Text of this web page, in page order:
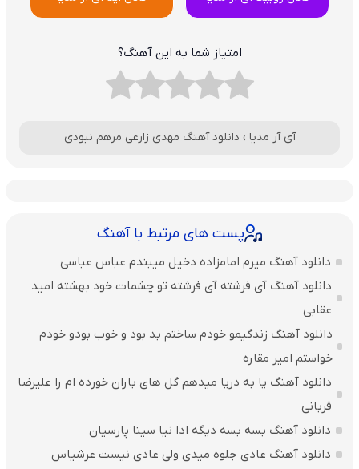
امتیاز شما به این آهنگ؟
آی آر مدیا › دانلود آهنگ مهدی زارعی مرهم نبودی
پست های مرتبط با آهنگ
دانلود آهنگ میرم امامزاده دخیل میبندم عباس عباسی
دانلود آهنگ آی فرشته آی فرشته تو چشمات خود بهشته امید
عقابی
دانلود آهنگ زندگیمو خودم ساختم بد بود و خوب بودو خودم
خواستم امیر مقاره
دانلود آهنگ یا به دریا میدهم گل های باران‌ خورده ام را علیرضا
قربانی
دانلود آهنگ بسه بسه دیگه ادا نیا سینا پارسیان
دانلود آهنگ عادی جلوه میدی ولی عادی نیست عرشیاس